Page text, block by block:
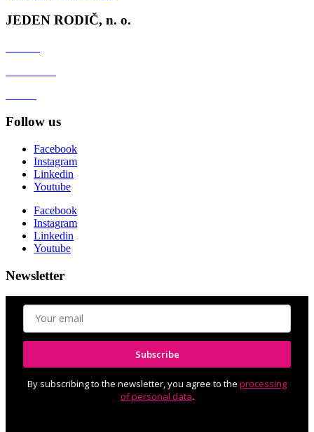
JEDEN RODIČ, n. o.
Follow us
Facebook
Instagram
Linkedin
Youtube
Facebook
Instagram
Linkedin
Youtube
Newsletter
Subscribe
By subscribing to the newsletter, you agree to the processing
of personal data.